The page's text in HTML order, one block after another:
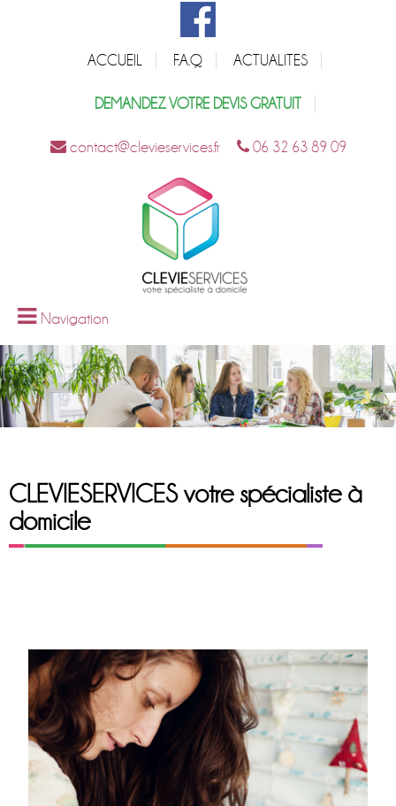
ACCUEIL F.A.Q ACTUALITES
DEMANDEZ VOTRE DEVIS GRATUIT
contact@clevieservices.fr 06 32 63 89 09
Navigation
CLEVIESERVICES votre spécialiste à
domicile